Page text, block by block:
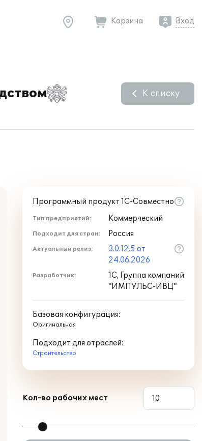
Корзина Вход
К списку
Программный продукт 1С-Совместно
Тип предприятий: Коммерческий
Подходит для стран: Россия
Актуальный релиз:
3.0.12.5 от
24.06.2026
Разработчик:
1С, Группа компаний
"ИМПУЛЬС-ИВЦ"
Базовая конфигурация:
Оригинальная
Подходит для отраслей:
Строительство
Кол-во рабочих мест